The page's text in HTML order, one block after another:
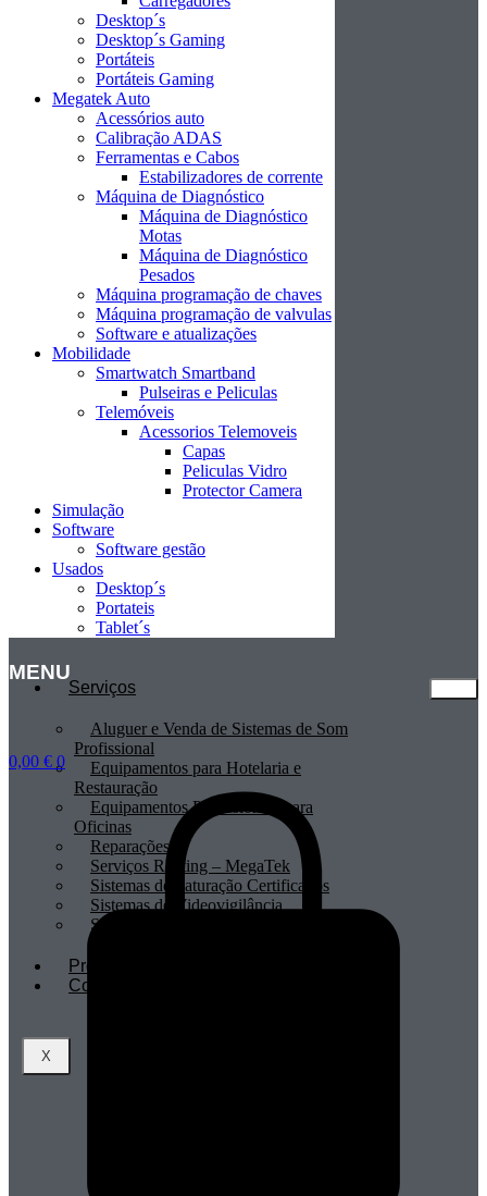
Desktop´s
Desktop´s Gaming
Portáteis
Portáteis Gaming
Megatek Auto
Acessórios auto
Calibração ADAS
Ferramentas e Cabos
Estabilizadores de corrente
Máquina de Diagnóstico
Máquina de Diagnóstico
Motas
Máquina de Diagnóstico
Pesados
Máquina programação de chaves
Máquina programação de valvulas
Software e atualizações
Mobilidade
Smartwatch Smartband
Pulseiras e Peliculas
Telemóveis
Acessorios Telemoveis
Capas
Peliculas Vidro
Protector Camera
Simulação
Software
Software gestão
Usados
Desktop´s
Portateis
Tablet´s
MENU
Serviços
Aluguer e Venda de Sistemas de Som
Profissional
Equipamentos para Hotelaria e
Restauração
Equipamentos Profissionais para
Oficinas
Reparações
Serviços Renting – MegaTek
Sistemas de Faturação Certificados
Sistemas de Videovigilância
Sistemas POS
Profissionais
Contactos
X
0,00 € 0